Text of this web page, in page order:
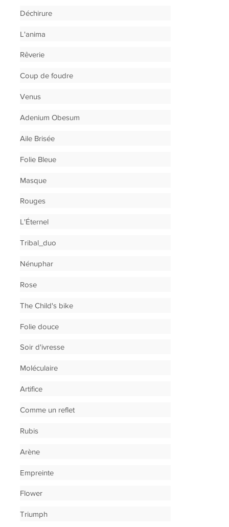
Déchirure
L'anima
Rêverie
Coup de foudre
Venus
Adenium Obesum
Aile Brisée
Folie Bleue
Masque
Rouges
L'Éternel
Tribal_duo
Nénuphar
Rose
The Child's bike
Folie douce
Soir d'ivresse
Moléculaire
Artifice
Comme un reflet
Rubis
Arène
Empreinte
Flower
Triumph